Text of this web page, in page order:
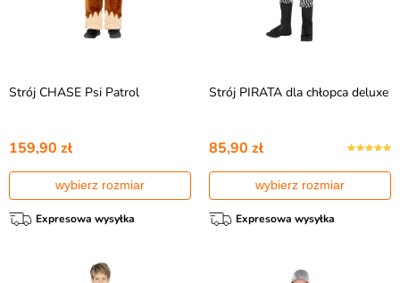
Strój CHASE Psi Patrol
159,90 zł
wybierz rozmiar
Expresowa wysyłka
Strój PIRATA dla chłopca deluxe
85,90 zł
wybierz rozmiar
Expresowa wysyłka